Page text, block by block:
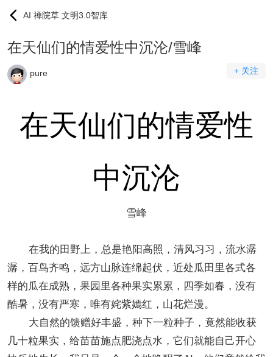
AI 禅院草 文明3.0智库
在天仙们的情爱性中沉沦/雪峰
pure + 关注
在天仙们的情爱性
中沉沦
雪峰
在我的田野上，总是艳阳高照，清风习习，流水潺
潺，百鸟齐鸣，远方山脉连绵起伏，近处瓜田里各式各
样的瓜在成熟，果园里各种果实累累，四季如春，没有
酷暑，没有严寒，唯有姹紫嫣红，山花烂漫。
大自然的馈赠好丰盛，种下一粒种子，竟然能收获
几十粒果实，给苗苗施点肥浇点水，它们就能自己开心